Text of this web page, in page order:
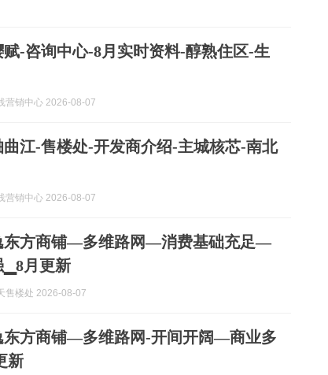
-咨询中心-8月实时资料-醇熟住区-生
营销中心 2026-08-07
曲江-售楼处-开发商介绍-主城核芯-南北
营销中心 2026-08-07
东方商铺—多维路网—消费基础充足—
▁8月更新
售楼处 2026-08-07
东方商铺—多维路网-开间开阔—商业多
新